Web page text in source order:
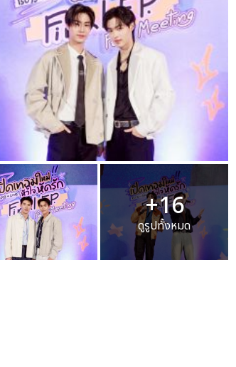
+16
ดูรูปทั้งหมด